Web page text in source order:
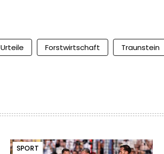
Urteile Forstwirtschaft Traunstein
SPORT